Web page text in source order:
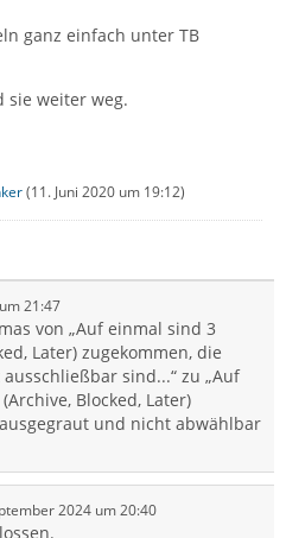
ganz einfach unter TB
sie weiter weg.
(11. Juni 2020 um 19:12)
21:47
von „Auf einmal sind 3
Later) zugekommen, die
sind...“ zu „Auf
Blocked, Later)
und nicht abwählbar
2024 um 20:40